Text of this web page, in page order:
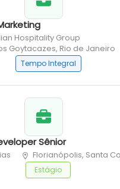
Hospitality Group
Goytacazes, Rio de Janeiro
Tempo Integral
Sênior
Florianópolis, Santa
Estágio